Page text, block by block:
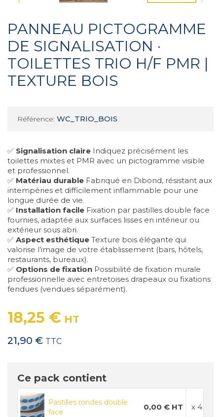
PANNEAU PICTOGRAMME
DE SIGNALISATION ·
TOILETTES TRIO H/F PMR |
TEXTURE BOIS
Référence: WC_TRIO_BOIS
✅ Signalisation claire Indiquez précisément les
toilettes mixtes et PMR avec un pictogramme visible
et professionnel.
✅ Matériau durable Fabriqué en Dibond, résistant aux
intempéries et difficilement inflammable pour une
longue durée de vie.
✅ Installation facile Fixation par pastilles double face
fournies, adaptée aux surfaces lisses en intérieur ou
extérieur sous abri.
✅ Aspect esthétique Texture bois élégante qui
valorise l’image de votre établissement (bars, hôtels,
restaurants, bureaux).
✅ Options de fixation Possibilité de fixation murale
professionnelle avec entretoises drapeaux ou fixations
fendues (vendues séparément).
18,25 € HT
21,90 € TTC
Ce pack contient
Pastilles rondes double
face
0,00 € HT x 4